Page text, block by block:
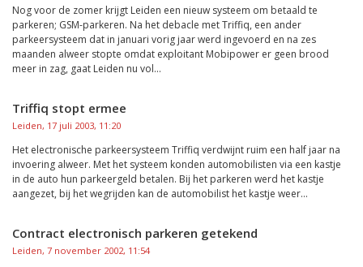
Nog voor de zomer krijgt Leiden een nieuw systeem om betaald te
parkeren; GSM-parkeren. Na het debacle met Triffiq, een ander
parkeersysteem dat in januari vorig jaar werd ingevoerd en na zes
maanden alweer stopte omdat exploitant Mobipower er geen brood
meer in zag, gaat Leiden nu vol...
Triffiq stopt ermee
Leiden, 17 juli 2003, 11:20
Het electronische parkeersysteem Triffiq verdwijnt ruim een half jaar na
invoering alweer. Met het systeem konden automobilisten via een kastje
in de auto hun parkeergeld betalen. Bij het parkeren werd het kastje
aangezet, bij het wegrijden kan de automobilist het kastje weer...
Contract electronisch parkeren getekend
Leiden, 7 november 2002, 11:54